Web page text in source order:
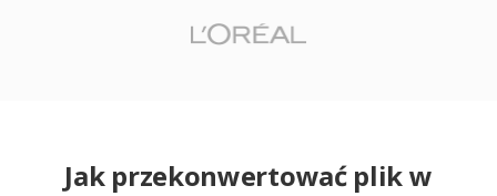
Jak przekonwertować plik w